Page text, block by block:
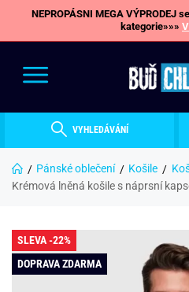
NEPROPÁSNI MEGA VÝPRODEJ
kategorie»»»
VYHLEDÁVÁNÍ
Pánské oblečení Košile
Krémová lněná košile s náprsní
SLEVA -22%
DOPRAVA ZDARMA